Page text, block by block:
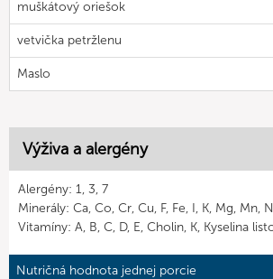
muškátový oriešok
vetvička petržlenu
Maslo
Výživa a alergény
Alergény: 1, 3, 7
Minerály: Ca, Co, Cr, Cu, F, Fe, I, K, Mg, Mn,
Vitamíny: A, B, C, D, E, Cholin, K, Kyselina
Nutričná hodnota jednej porcie